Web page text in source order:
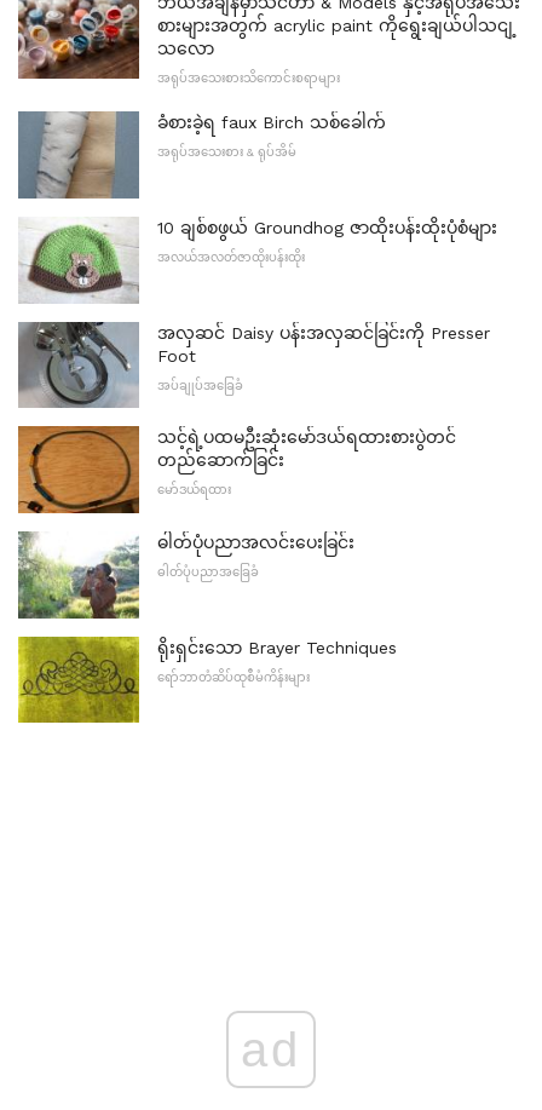
စားများအတွက် acrylic paint ကိုရွေးချယ်ပါသငျ့
သလော
အရုပ်အသေးစားသိကောင်းစရာများ
ခံစားခဲ့ရ faux Birch သစ်ခေါက်
အရုပ်အသေးစား & ရုပ်အိမ်
10 ချစ်စဖွယ် Groundhog ဇာထိုးပန်းထိုးပုံစံများ
အလယ်အလတ်ဇာထိုးပန်းထိုး
အလှဆင် Daisy ပန်းအလှဆင်ခြင်းကို Presser
Foot
အပ်ချုပ်အခြေခံ
သင့်ရဲ့ပထမဦးဆုံးမော်ဒယ်ရထားစားပွဲတင်
တည်ဆောက်ခြင်း
မော်ဒယ်ရထား
ဓါတ်ပုံပညာအလင်းပေးခြင်း
ဓါတ်ပုံပညာအခြေခံ
ရိုးရှင်းသော Brayer Techniques
ရော်ဘာတံဆိပ်ထုစီမံကိန်းများ
ad